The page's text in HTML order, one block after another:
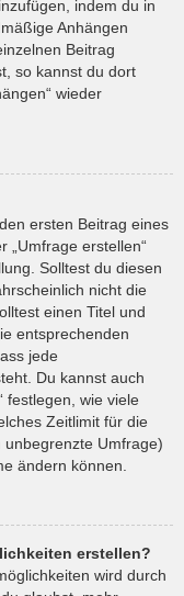
indem du in
Anhängen
Beitrag
so kannst du dort
wieder
ersten Beitrag eines
„Umfrage erstellen“
Solltest du diesen
nicht die
einen Titel und
entsprechenden
jede
Du kannst auch
festlegen, wie viele
Zeitlimit für die
Umfrage)
ändern können.
erstellen?
wird durch